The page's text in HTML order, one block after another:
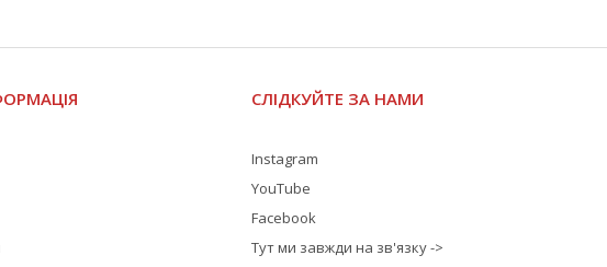
СЛІДКУЙТЕ ЗА НАМИ
Instagram
YouTube
Facebook
Тут ми завжди на зв'язку ->